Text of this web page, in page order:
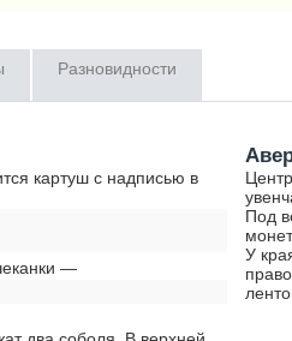
Разновидности
картуш с надписью в
—
Под
У